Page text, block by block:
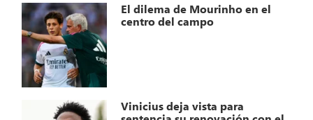
El dilema de Mourinho en el
centro del campo
Vinicius deja vista para